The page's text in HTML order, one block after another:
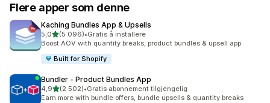
Flere apper som denne
Kaching Bundles App & Upsells
5,0av 5 stjerner
(5 096)
Totalt 5096 omtaler
•Gratis å installere
Boost AOV with quantity breaks, product bundles & upsell app
Built for Shopify
Bundler ‑ Product Bundles App
4,9av 5 stjerner
(2 502)
Totalt 2502 omtaler
•Gratis abonnement tilgjengelig
Earn more with bundle offers, bundle upsells & quantity breaks